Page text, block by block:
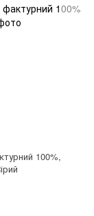
100%,